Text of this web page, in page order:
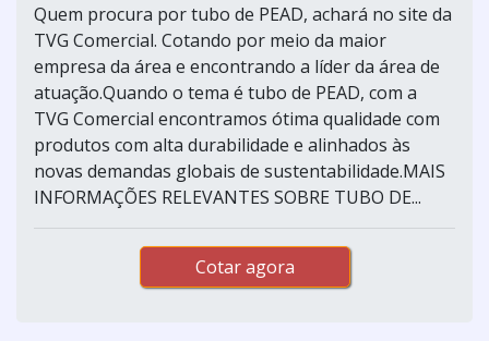
Quem procura por tubo de PEAD, achará no site da
TVG Comercial. Cotando por meio da maior
empresa da área e encontrando a líder da área de
atuação.Quando o tema é tubo de PEAD, com a
TVG Comercial encontramos ótima qualidade com
produtos com alta durabilidade e alinhados às
novas demandas globais de sustentabilidade.MAIS
INFORMAÇÕES RELEVANTES SOBRE TUBO DE...
Cotar agora